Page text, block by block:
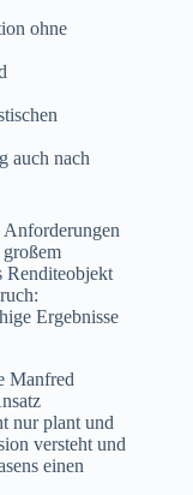
ohne
auch nach
Renditeobjekt
Ergebnisse
Manfred
nur plant und
versteht und
einen